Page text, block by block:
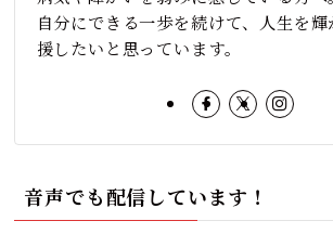
自分にできる一歩を続けて、人生を
援したいと思っています。
音声でも配信しています！